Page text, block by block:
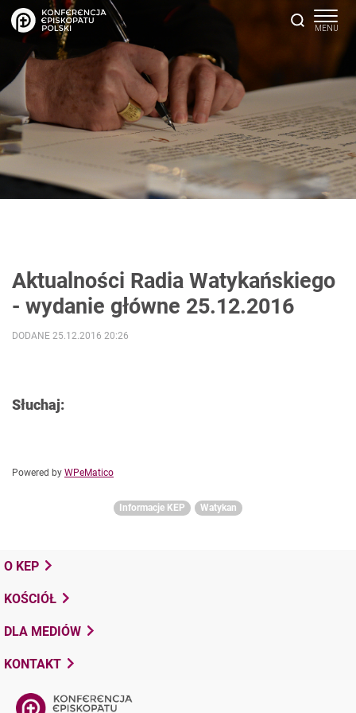
Aktualności Radia Watykańskiego
- wydanie główne 25.12.2016
Słuchaj:
DODANE 25.12.2016 20:26
Powered by WPeMatico
Informacje KEP Watykan
O KEP
KOŚCIÓŁ
DLA MEDIÓW
KONTAKT